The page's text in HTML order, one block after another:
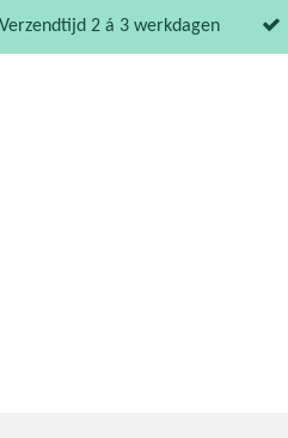
Verzendtijd 2 á 3 werkdagen